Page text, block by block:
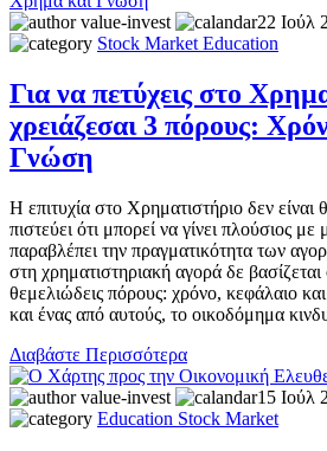
value-invest 22 Ιούλ
Stock Market Education
Για να πετύχεις στο
χρειάζεσαι 3 πόρους:
Γνώση
Η επιτυχία στο Χρηματιστήριο δεν είναι
πιστεύει ότι μπορεί να γίνει πλούσιος
παραβλέπει την πραγματικότητα των
στη χρηματιστηριακή αγορά δε
θεμελιώδεις πόρους: χρόνο, κεφάλαιο
και ένας από αυτούς, το οικοδόμημα
Διαβάστε Περισσότερα
value-invest 15 Ιούλ
Education Stock Market